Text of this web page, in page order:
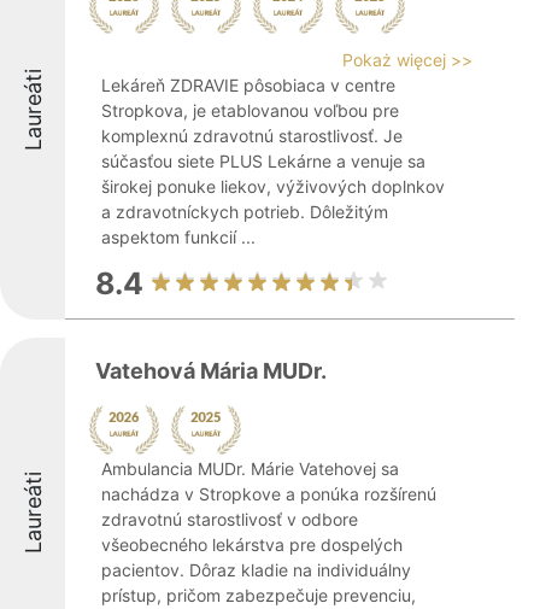
Laureáti
Pokaż więcej >>
Lekáreň ZDRAVIE pôsobiaca v centre
Stropkova, je etablovanou voľbou pre
komplexnú zdravotnú starostlivosť. Je
súčasťou siete PLUS Lekárne a venuje sa
širokej ponuke liekov, výživových doplnkov
a zdravotníckych potrieb. Dôležitým
aspektom funkcií ...
8.4
Laureáti
Vatehová Mária MUDr.
Ambulancia MUDr. Márie Vatehovej sa
nachádza v Stropkove a ponúka rozšírenú
zdravotnú starostlivosť v odbore
všeobecného lekárstva pre dospelých
pacientov. Dôraz kladie na individuálny
prístup, pričom zabezpečuje prevenciu,